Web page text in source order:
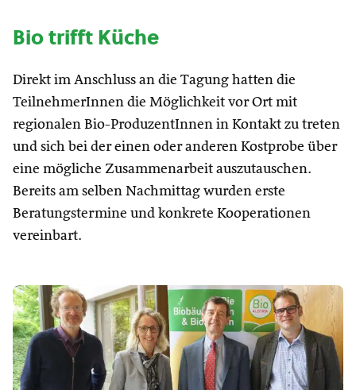
Bio trifft Küche
Direkt im Anschluss an die Tagung hatten die
TeilnehmerInnen die Möglichkeit vor Ort mit
regionalen Bio-ProduzentInnen in Kontakt zu treten
und sich bei der einen oder anderen Kostprobe über
eine mögliche Zusammenarbeit auszutauschen.
Bereits am selben Nachmittag wurden erste
Beratungstermine und konkrete Kooperationen
vereinbart.